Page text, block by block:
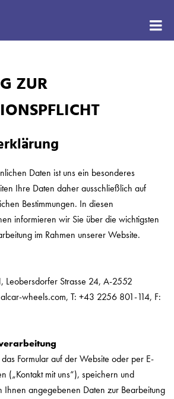
ZUR
Daten ist uns ein besonderes
Ihre Daten daher ausschließlich auf
Bestimmungen. In diesen
informieren wir Sie über die wichtigsten
im Rahmen unserer Website.
Leobersdorfer Strasse 24, A-2552
wheels.com, T: +43 2256 801-114, F:
Formular auf der Website oder per E-
(„Kontakt mit uns“), speichern und
angegebenen Daten zur Bearbeitung